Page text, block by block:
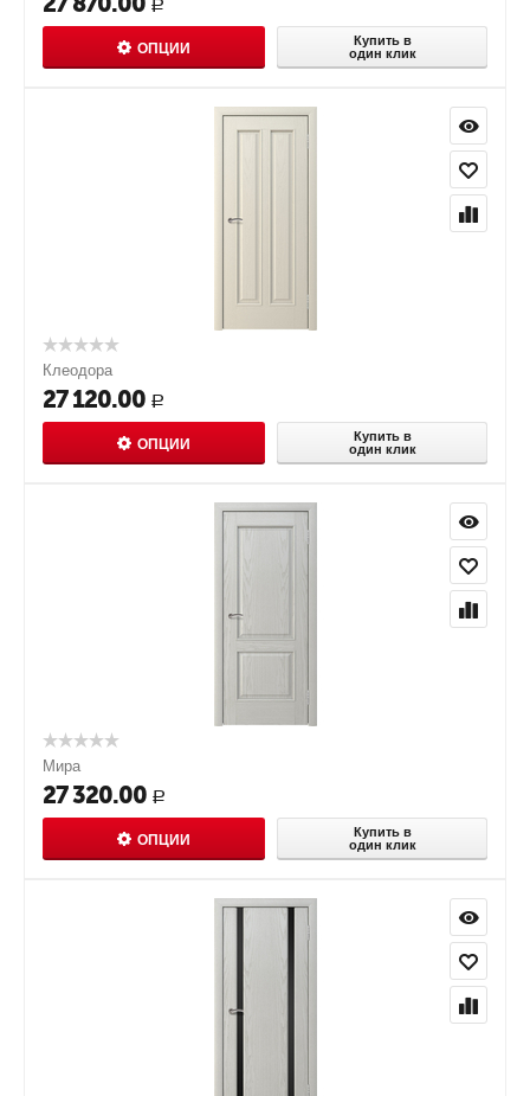
Р
ОПЦИИ
Купить в
один клик
Клеодора
27 120.00 Р
ОПЦИИ
Купить в
один клик
Мира
27 320.00 Р
ОПЦИИ
Купить в
один клик